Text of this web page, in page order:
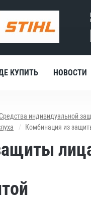
КУПИТЬ НОВОСТИ
Средства индивидуальной
Комбинация из